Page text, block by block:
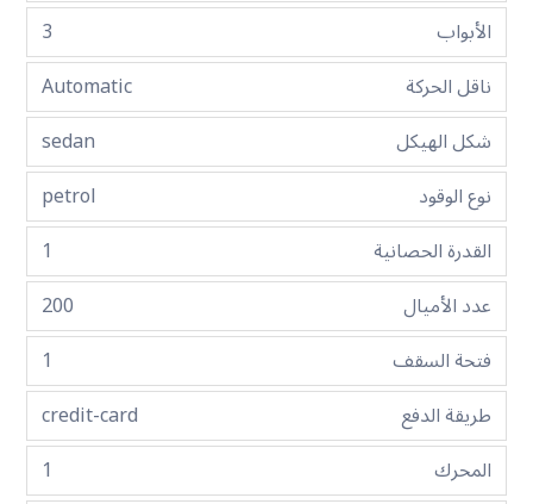
الأبواب
3
ناقل الحركة
Automatic
شكل الهيكل
sedan
نوع الوقود
petrol
القدرة الحصانية
1
عدد الأميال
200
فتحة السقف
1
طريقة الدفع
credit-card
المحرك
1